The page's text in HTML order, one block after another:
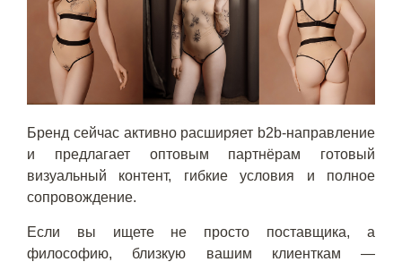
Бренд сейчас активно расширяет b2b-направление
и предлагает оптовым партнёрам готовый
визуальный контент, гибкие условия и полное
сопровождение.
Если вы ищете не просто поставщика, а
философию, близкую вашим клиенткам —